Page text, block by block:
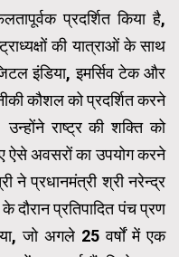
प्रदर्शित किया है,
की यात्राओं के साथ
इंडिया, इमर्सिव टेक और
कौशल को प्रदर्शित करने
राष्ट्र की शक्ति को
ऐसे अवसरों का उपयोग करने
ने प्रधानमंत्री श्री नरेन्द्र
के दौरान प्रतिपादित पंच प्रण
जो अगले 25 वर्षों में एक